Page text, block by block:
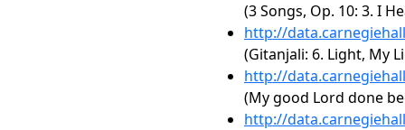
(3 Songs, Op. 10: 3. I
http://
(Gitanjali: 6. Light, My
http://
(My good Lord done
http://